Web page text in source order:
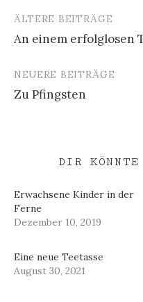
ÄLTERE BEITRÄGE
An einem erfolglosen
NEUERE BEITRÄGE
Zu Pfingsten
DIR KÖNNTE
Erwachsene Kinder in der
Ferne
Dezember 10, 2019
Eine neue Teetasse
August 30, 2021